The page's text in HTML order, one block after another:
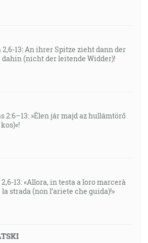
13: An ihrer Spitze zieht dann der
(nicht der leitende Widder)!
2:6–13: »Élen jár majd az hullámtörő
13: «Allora, in testa a loro marcerà
strada (non l’ariete che guida)!»